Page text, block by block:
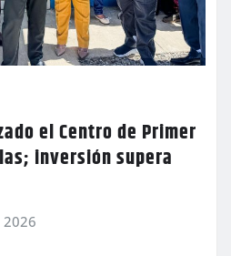
el Centro de Primer
inversión supera
2026